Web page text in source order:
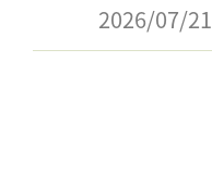
2026/07/21